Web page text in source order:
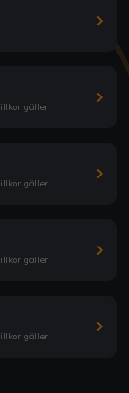
gäller
gäller
gäller
gäller